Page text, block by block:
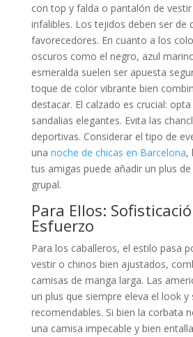
con top y falda o pantalón de
infalibles. Los tejidos deben ser de
favorecedores. En cuanto a los
oscuros como el negro, azul
esmeralda suelen ser apuesta
toque de color vibrante bien
destacar. El calzado es crucial:
sandalias elegantes. Evita las
deportivas. Considerar el tipo de
una noche de chicas en Barcelona,
tus amigas puede añadir un plus
grupal.
Para Ellos:
Esfuerzo
Para los caballeros, el estilo pasa
vestir o chinos bien ajustados,
camisas de manga larga. Las
un plus que siempre eleva el look y
recomendables. Si bien la corbata
una camisa impecable y bien